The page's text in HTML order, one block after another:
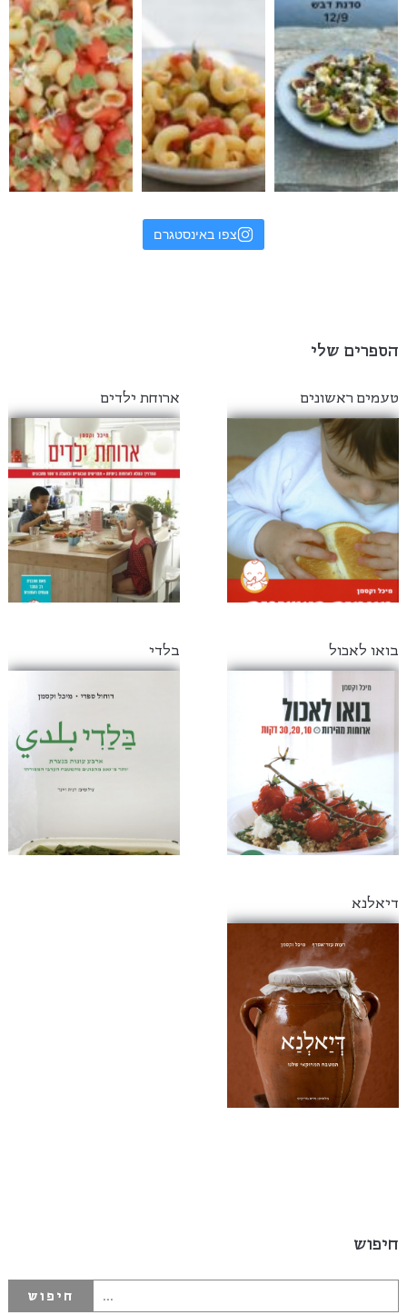
צפו באינסטגרם
הספרים שלי
טעמים ראשונים ארוחת ילדים
בואו לאכול בלדי
דיאלנא
חיפוש